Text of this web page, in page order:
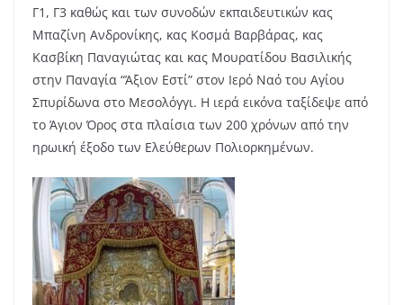
Γ1, Γ3 καθώς και των συνοδών εκπαιδευτικών κας
Μπαζίνη Ανδρονίκης, κας Κοσμά Βαρβάρας, κας
Κασβίκη Παναγιώτας και κας Μουρατίδου Βασιλικής
στην Παναγία “Άξιον Εστί” στον Ιερό Ναό του Αγίου
Σπυρίδωνα στο Μεσολόγγι. Η ιερά εικόνα ταξίδεψε από
το Άγιον Όρος στα πλαίσια των 200 χρόνων από την
ηρωική έξοδο των Ελεύθερων Πολιορκημένων.